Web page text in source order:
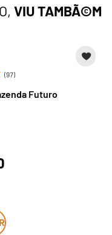
VIU TAMBÃ©M
(97)
Futuro